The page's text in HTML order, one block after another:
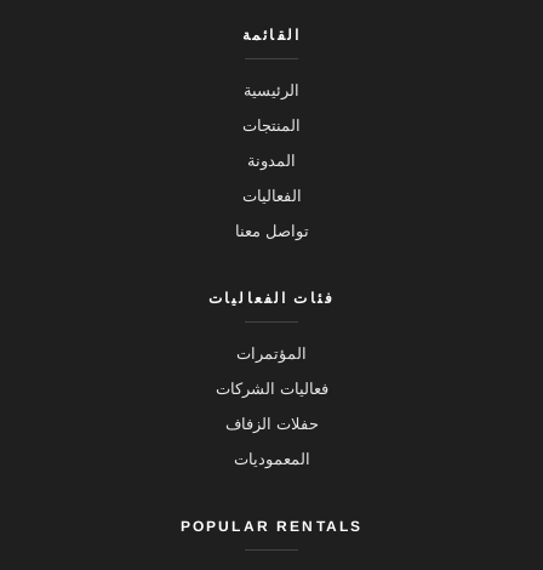
القائمة
الرئيسية
المنتجات
المدونة
الفعاليات
تواصل معنا
فئات الفعاليات
المؤتمرات
فعاليات الشركات
حفلات الزفاف
المعموديات
POPULAR RENTALS